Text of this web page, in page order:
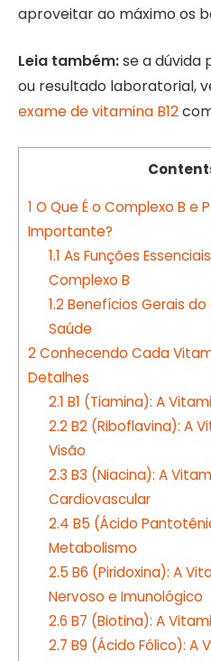
aproveitar ao máximo os
Leia também:se a dúvida
ou resultado laboratorial,
exame de vitamina B12
1 O Que É o Complexo B e
Importante?
1.1 As Funções
Complexo B
1.2Benefícios Gerais do
Saúde
2Conhecendo Cada
Detalhes
2.1 B1 (Tiamina): A
2.2B2 (Riboflavina): A
Visão
2.3 B3 (Niacina): A
Cardiovascular
2.4 B5 (Ácido
Metabolismo
2.5 B6 (Piridoxina): A
Nervoso e Imunológico
2.6 B7 (Biotina): A
2.7 B9 (Ácido Fólico): A